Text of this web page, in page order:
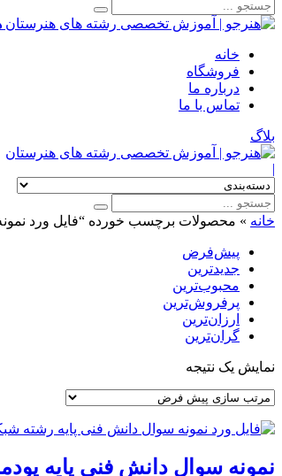
خانه
فروشگاه
درباره ما
تماس با ما
بلاگ
|
خانه » محصولات برچسب خورده “فایل ورد
پیش‌فرض
جدیدترین
محبوب‌ترین
پرفروش‌ترین
ارزان‌ترین
گران‌ترین
نمایش یک نتیجه
نمونه سوال دانش فنی پایه